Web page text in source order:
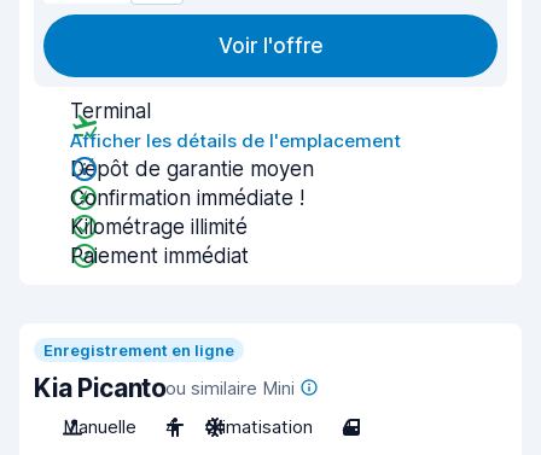
Voir l'offre
Terminal
Afficher les détails de l'emplacement
Dépôt de garantie moyen
Confirmation immédiate !
Kilométrage illimité
Paiement immédiat
Enregistrement en ligne
Kia Picantoou similaire Mini
Manuelle
4 Climatisation 4